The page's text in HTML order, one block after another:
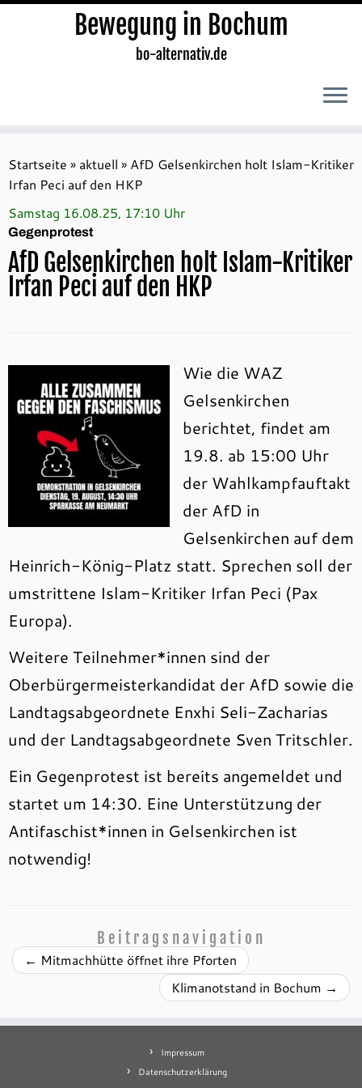
Inhalt
springen
Bewegung in Bochum
bo-alternativ.de
Startseite » aktuell » AfD Gelsenkirchen holt Islam-Kritiker
Irfan Peci auf den HKP
Samstag 16.08.25, 17:10 Uhr
Gegenprotest
AfD Gelsenkirchen holt Islam-Kritiker
Irfan Peci auf den HKP
Wie die WAZ
Gelsenkirchen
berichtet, findet am
19.8. ab 15:00 Uhr
der Wahlkampfauftakt
der AfD in
Gelsenkirchen auf dem
Heinrich-König-Platz statt. Sprechen soll der
umstrittene Islam-Kritiker Irfan Peci (Pax
Europa).
Weitere Teilnehmer*innen sind der
Oberbürgermeisterkandidat der AfD sowie die
Landtagsabgeordnete Enxhi Seli-Zacharias
und der Landtagsabgeordnete Sven Tritschler.
Ein Gegenprotest ist bereits angemeldet und
startet um 14:30. Eine Unterstützung der
Antifaschist*innen in Gelsenkirchen ist
notwendig!
Beitragsnavigation
← Mitmachhütte öffnet ihre Pforten
Klimanotstand in Bochum →
Impressum
Datenschutzerklärung